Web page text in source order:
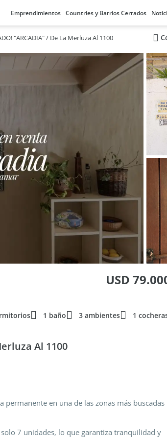
Emprendimientos Countries y Barrios Cerrados
"ARCADIA" / De La Merluza Al 1100
USD
1 baño 3 ambientes
1
Al 1100
en una de las zonas más buscadas
7 unidades, lo que garantiza tranquilidad y